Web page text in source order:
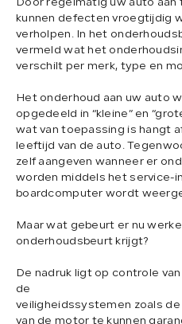
Door regelmatig uw auto aan
kunnen defecten vroegtijdig
verholpen. In het
vermeld wat het
verschilt per merk, type en
Het onderhoud aan uw auto
opgedeeld in “kleine” en
wat van toepassing is hangt
leeftijd van de auto.
zelf aangeven wanneer er
worden middels het service-
boardcomputer wordt
Maar wat gebeurt er nu
onderhoudsbeurt krijgt?
De nadruk ligt op controle
de
veiligheidssystemen zoals
van de motor te kunnen